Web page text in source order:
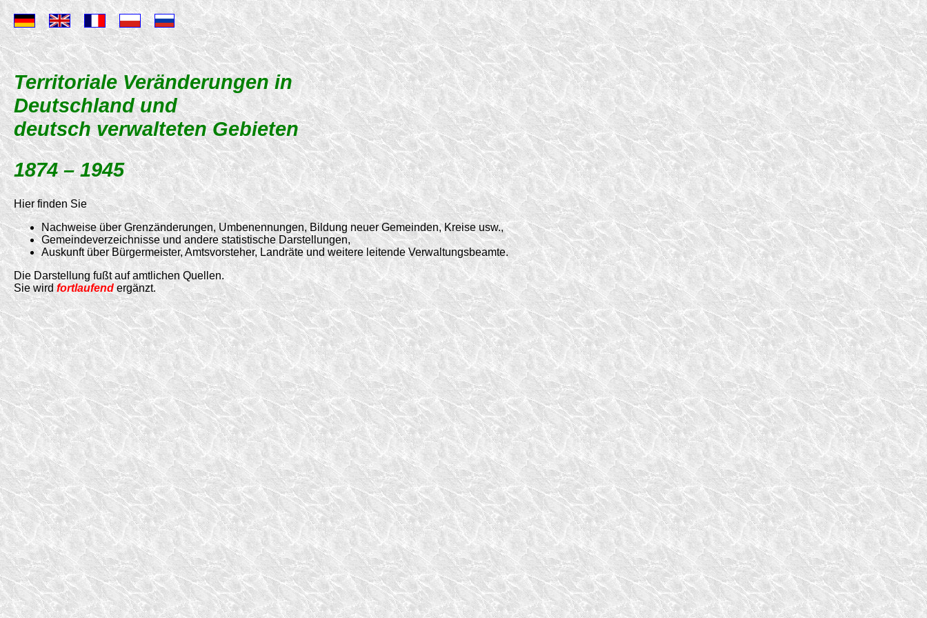
Territoriale Veränderungen in
Deutschland und
deutsch verwalteten Gebieten
1874 – 1945
Hier finden Sie
Nachweise über Grenzänderungen, Umbenennungen, Bildung neuer Gemeinden, Kreise usw.,
Gemeindeverzeichnisse und andere statistische Darstellungen,
Auskunft über Bürgermeister, Amtsvorsteher, Landräte und weitere leitende Verwaltungsbeamte.
Die Darstellung fußt auf amtlichen Quellen.
Sie wirdfortlaufend ergänzt.